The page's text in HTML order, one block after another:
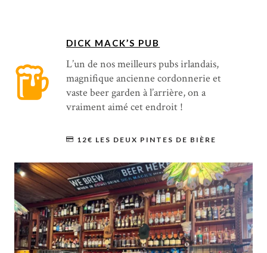
DICK MACK’S PUB
L’un de nos meilleurs pubs irlandais,
magnifique ancienne cordonnerie et
vaste beer garden à l’arrière, on a
vraiment aimé cet endroit !
12€ LES DEUX PINTES DE BIÈRE